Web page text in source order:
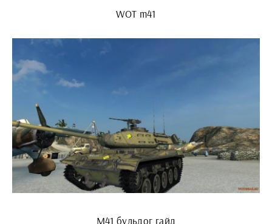
WOT m41
М41 бульдог гайд